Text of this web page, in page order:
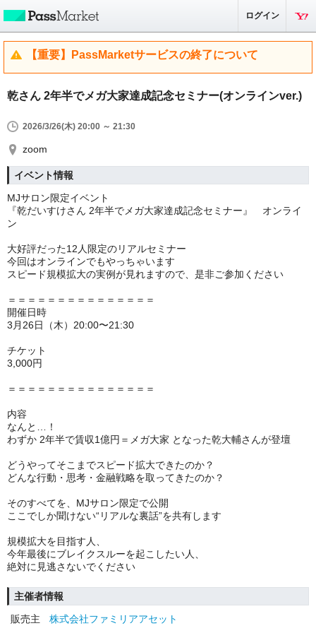
ログイン
【重要】PassMarketサービスの終了について
乾さん 2年半でメガ大家達成記念セミナー(オンラインver.)
2026/3/26(木) 20:00 ～ 21:30
zoom
イベント情報
MJサロン限定イベント
『乾だいすけさん 2年半でメガ大家達成記念セミナー』 オンライ
ン
大好評だった12人限定のリアルセミナー
今回はオンラインでもやっちゃいます
スピード規模拡大の実例が見れますので、是非ご参加ください
＝＝＝＝＝＝＝＝＝＝＝＝＝＝＝
開催日時
3月26日（木）20:00〜21:30
チケット
3,000円
＝＝＝＝＝＝＝＝＝＝＝＝＝＝＝
内容
なんと…！
わずか 2年半で賃収1億円＝メガ大家 となった乾大輔さんが登壇
どうやってそこまでスピード拡大できたのか？
どんな行動・思考・金融戦略を取ってきたのか？
そのすべてを、MJサロン限定で公開
ここでしか聞けない“リアルな裏話”を共有します
規模拡大を目指す人、
今年最後にブレイクスルーを起こしたい人、
絶対に見逃さないでください
主催者情報
販売主
株式会社ファミリアアセット